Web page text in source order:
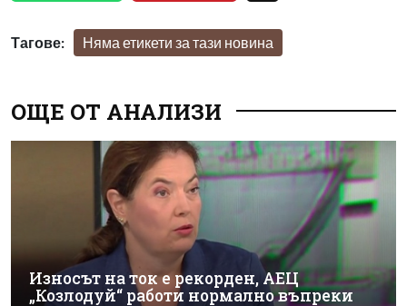
Тагове: Няма етикети за тази новина
ОЩЕ ОТ АНАЛИЗИ
Износът на ток е рекорден, АЕЦ
„Козлодуй“ работи нормално въпреки